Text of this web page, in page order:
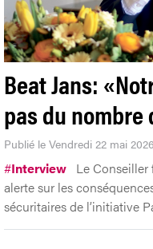
Beat Jans:
pas du nombre
Publié le Vendredi 22 mai 2026
#Interview Le
alerte sur les
sécuritaires de l’initiative